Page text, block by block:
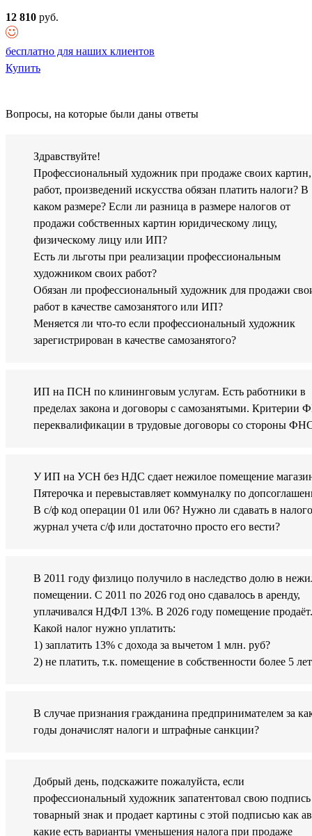
12 810 руб.
бесплатно для наших клиентов
Купить
Вопросы, на которые были даны ответы
Здравствуйте!
Профессиональный художник при продаже своих картин,
работ, произведений искусства обязан платить налоги? В
каком размере? Если ли разница в размере налогов от
продажи собственных картин юридическому лицу,
физическому лицу или ИП?
Есть ли льготы при реализации профессиональным
художником своих работ?
Обязан ли профессиональный художник для продажи
работ в качестве самозанятого или ИП?
Меняется ли что-то если профессиональный художник
зарегистрирован в качестве самозанятого?
ИП на ПСН по клининговым услугам. Есть работники в
пределах закона и договоры с самозанятыми. Критерии
переквалификации в трудовые договоры со стороны
У ИП на УСН без НДС сдает нежилое помещение
Пятерочка и перевыставляет коммуналку по
В с/ф код операции 01 или 06? Нужно ли сдавать в
журнал учета с/ф или достаточно просто его вести?
В 2011 году физлицо получило в наследство долю в
помещении. С 2011 по 2026 год оно сдавалось в аренду,
уплачивался НДФЛ 13%. В 2026 году помещение продаёт.
Какой налог нужно уплатить:
1) заплатить 13% с дохода за вычетом 1 млн. руб?
2) не платить, т.к. помещение в собственности более 5
В случае признания гражданина предпринимателем за
годы доначислят налоги и штрафные санкции?
Добрый день, подскажите пожалуйста, если
профессиональный художник запатентовал свою подпись
товарный знак и продает картины с этой подписью как
какие есть варианты уменьшения налога при продаже